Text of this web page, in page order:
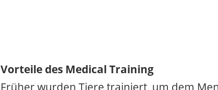
Vorteile des Medical Training
Früher wurden Tiere trainiert, um dem